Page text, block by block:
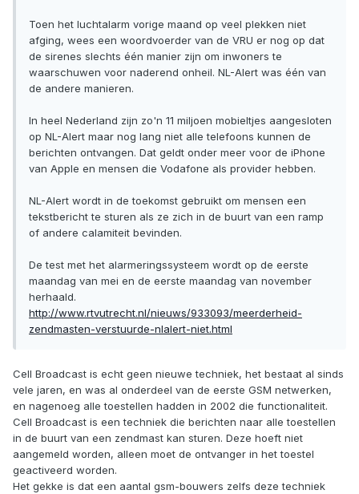
Toen het luchtalarm vorige maand op veel plekken niet
afging, wees een woordvoerder van de VRU er nog op dat
de sirenes slechts één manier zijn om inwoners te
waarschuwen voor naderend onheil. NL-Alert was één van
de andere manieren.
In heel Nederland zijn zo'n 11 miljoen mobieltjes aangesloten
op NL-Alert maar nog lang niet alle telefoons kunnen de
berichten ontvangen. Dat geldt onder meer voor de iPhone
van Apple en mensen die Vodafone als provider hebben.
NL-Alert wordt in de toekomst gebruikt om mensen een
tekstbericht te sturen als ze zich in de buurt van een ramp
of andere calamiteit bevinden.
De test met het alarmeringssysteem wordt op de eerste
maandag van mei en de eerste maandag van november
herhaald.
http://www.rtvutrecht.nl/nieuws/933093/meerderheid-
zendmasten-verstuurde-nlalert-niet.html
Cell Broadcast is echt geen nieuwe techniek, het bestaat al sinds
vele jaren, en was al onderdeel van de eerste GSM netwerken,
en nagenoeg alle toestellen hadden in 2002 die functionaliteit.
Cell Broadcast is een techniek die berichten naar alle toestellen
in de buurt van een zendmast kan sturen. Deze hoeft niet
aangemeld worden, alleen moet de ontvanger in het toestel
geactiveerd worden.
Het gekke is dat een aantal gsm-bouwers zelfs deze techniek